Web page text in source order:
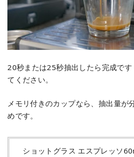
20秒または25秒抽出したら完成で
てください。
メモリ付きのカップなら、抽出量が
めです。
ショットグラス エスプレッソ